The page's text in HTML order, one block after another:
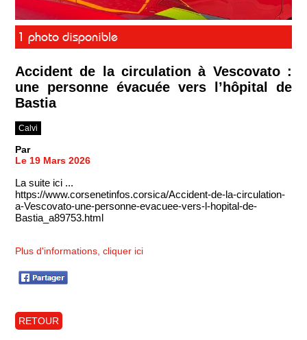
1 photo disponible
Accident de la circulation à Vescovato :
une personne évacuée vers l’hôpital de
Bastia
Calvi
Par
Le 19 Mars 2026
La suite ici ...
https://www.corsenetinfos.corsica/Accident-de-la-circulation-
a-Vescovato-une-personne-evacuee-vers-l-hopital-de-
Bastia_a89753.html
Plus d'informations, cliquer ici
RETOUR